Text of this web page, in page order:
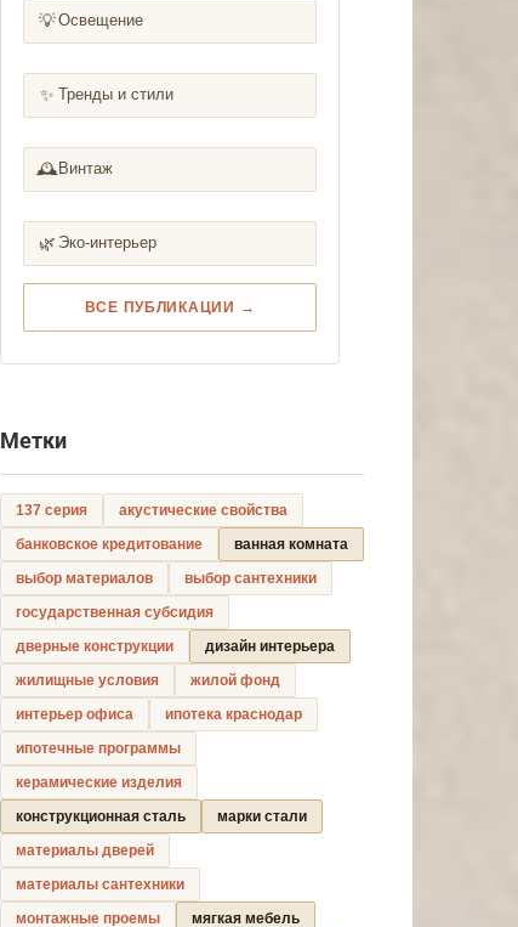
💡Освещение
✨ Тренды и стили
🕰️ Винтаж
🌿 Эко-интерьер
ВСЕ ПУБЛИКАЦИИ →
Метки
137 серия
акустические свойства
банковское кредитование
ванная комната
выбор материалов
выбор сантехники
государственная субсидия
дверные конструкции
дизайн интерьера
жилищные условия
жилой фонд
интерьер офиса
ипотека краснодар
ипотечные программы
керамические изделия
конструкционная сталь
марки стали
материалы дверей
материалы сантехники
монтажные проемы
мягкая мебель